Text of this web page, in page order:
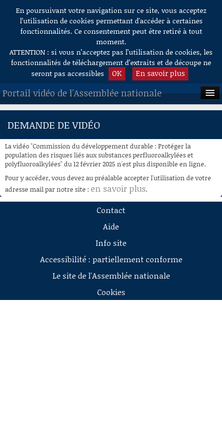
Aller au contenu
En poursuivant votre navigation sur ce site, vous acceptez
l’utilisation de cookies permettant d'accéder à certaines
fonctionnalités. Ce consentement peut être retiré à tout
moment.
ATTENTION : si vous n’acceptez pas l’utilisation de cookies, les
fonctionnalités de téléchargement d’extraits et de découpe ne
seront pas accessibles
OK En savoir plus
Portail vidéo de l'Assemblée nationale
ACCUEIL
À LA DEMANDE
RECHERCHE
AIDE À LA DÉCOUPE
DE VIDÉOS
DEMANDE DE VIDÉO
La vidéo "Commission du développement durable : Protéger la
population des risques liés aux substances perfluoroalkylées et
polyfluoroalkylées" du 12 février 2025 n'est plus disponible en ligne.
Pour y accéder, vous devez au préalable accepter l'utilisation de votre
adresse mail par notre site : en savoir plus.
Contact
Aide
Info site
Accessibilité : partiellement conforme
Le site de l'Assemblée nationale
Cookies